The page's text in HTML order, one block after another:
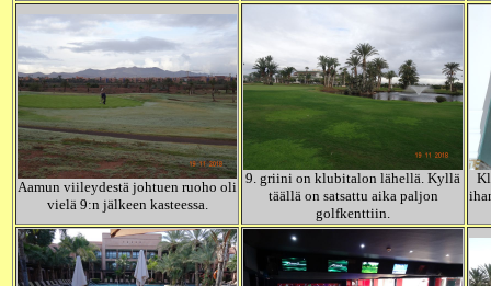
Aamun viileydestä johtuen ruoho oli
vielä 9:n jälkeen kasteessa.
9. griini on klubitalon lähellä. Kyllä
täällä on satsattu aika paljon
golfkenttiin.